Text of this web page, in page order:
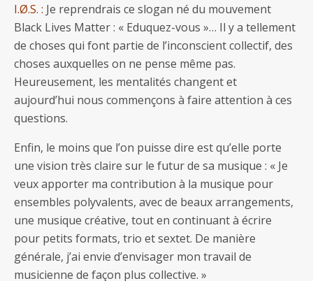
I.Ø.S. : Je reprendrais ce slogan né du mouvement
Black Lives Matter : « Eduquez-vous »… Il y a tellement
de choses qui font partie de l’inconscient collectif, des
choses auxquelles on ne pense même pas.
Heureusement, les mentalités changent et
aujourd’hui nous commençons à faire attention à ces
questions.
Enfin, le moins que l’on puisse dire est qu’elle porte
une vision très claire sur le futur de sa musique : « Je
veux apporter ma contribution à la musique pour
ensembles polyvalents, avec de beaux arrangements,
une musique créative, tout en continuant à écrire
pour petits formats, trio et sextet. De manière
générale, j’ai envie d’envisager mon travail de
musicienne de façon plus collective. »